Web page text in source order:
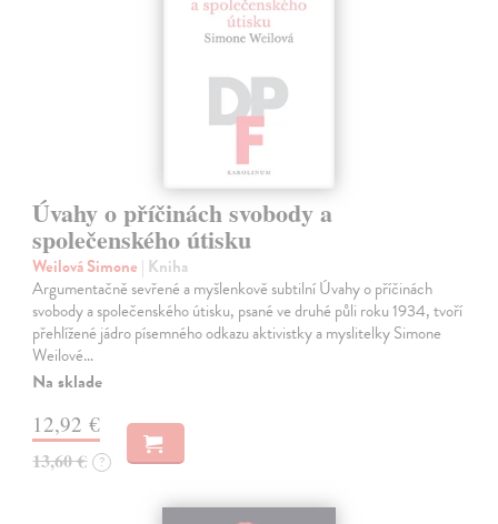
Úvahy o příčinách svobody a
společenského útisku
Weilová Simone | Kniha
Argumentačně sevřené a myšlenkově subtilní Úvahy o příčinách
svobody a společenského útisku, psané ve druhé půli roku 1934, tvoří
přehlížené jádro písemného odkazu aktivistky a myslitelky Simone
Weilové…
Na sklade
12,92 €
13,60 € ?